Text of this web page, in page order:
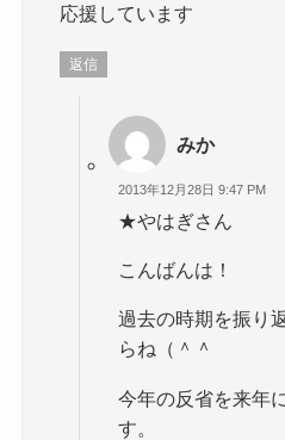
応援しています
返信
みか
2013年12月28日 9:47 PM
★やはぎさん
こんばんは！
過去の時期を振り
らね（＾＾
今年の反省を来年
す。